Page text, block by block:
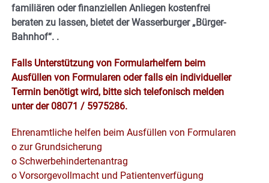
familiären oder finanziellen Anliegen kostenfrei
beraten zu lassen, bietet der Wasserburger „Bürger-
Bahnhof“. .
Falls Unterstützung von Formularhelfern beim
Ausfüllen von Formularen oder falls ein individueller
Termin benötigt wird, bitte sich telefonisch melden
unter der 08071 / 5975286.
Ehrenamtliche helfen beim Ausfüllen von Formularen
o zur Grundsicherung
o Schwerbehindertenantrag
o Vorsorgevollmacht und Patientenverfügung